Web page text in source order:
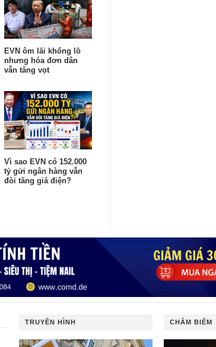
EVN ôm lãi khổng lồ
nhưng hóa đơn dân
vẫn tăng vọt
Vì sao EVN có 152.000
tỷ gửi ngân hàng vẫn
đòi tăng giá điện?
TRUYỀN HÌNH CHÂM BIẾM